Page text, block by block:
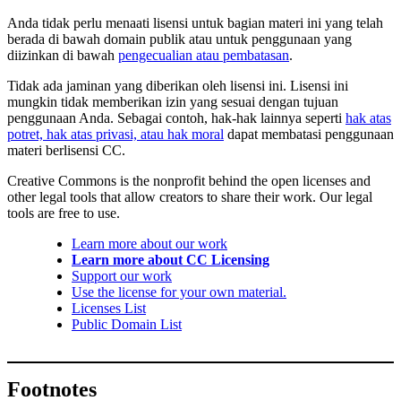
Anda tidak perlu menaati lisensi untuk bagian materi ini yang telah
berada di bawah domain publik atau untuk penggunaan yang
diizinkan di bawah pengecualian atau pembatasan.
Tidak ada jaminan yang diberikan oleh lisensi ini. Lisensi ini
mungkin tidak memberikan izin yang sesuai dengan tujuan
penggunaan Anda. Sebagai contoh, hak-hak lainnya seperti hak atas
potret, hak atas privasi, atau hak moral dapat membatasi penggunaan
materi berlisensi CC.
Creative Commons is the nonprofit behind the open licenses and
other legal tools that allow creators to share their work. Our legal
tools are free to use.
Learn more about our work
Learn more about CC Licensing
Support our work
Use the license for your own material.
Licenses List
Public Domain List
Footnotes